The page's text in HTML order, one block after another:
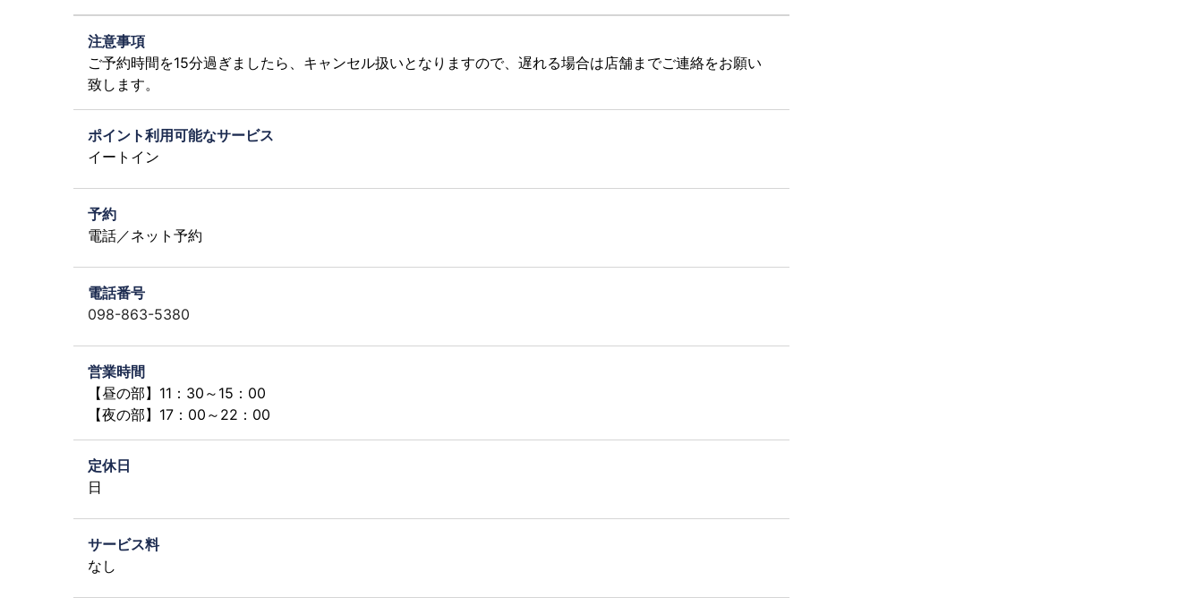
注意事項
ご予約時間を15分過ぎましたら、キャンセル扱いとなりますので、遅れる場合は店舗までご連絡をお願い
致します。
ポイント利用可能なサービス
イートイン
予約
電話／ネット予約
電話番号
098-863-5380
営業時間
【昼の部】11：30～15：00
【夜の部】17：00～22：00
定休日
日
サービス料
なし